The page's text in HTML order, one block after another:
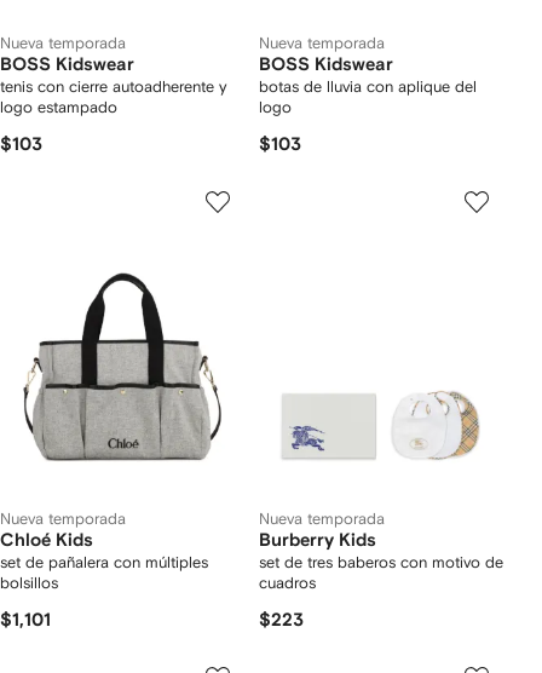
Nueva temporada
BOSS Kidswear
tenis con cierre autoadherente y
logo estampado
$103
Nueva temporada
BOSS Kidswear
botas de lluvia con aplique del
logo
$103
Nueva temporada
Chloé Kids
set de pañalera con múltiples
bolsillos
$1,101
Nueva temporada
Burberry Kids
set de tres baberos con motivo de
cuadros
$223